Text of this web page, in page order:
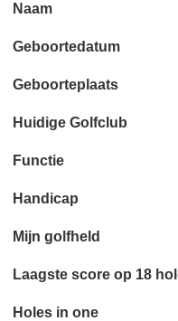
Naam
Geboortedatum
Geboorteplaats
Huidige Golfclub
Functie
Handicap
Mijn golfheld
Laagste score op 18
Holes in one